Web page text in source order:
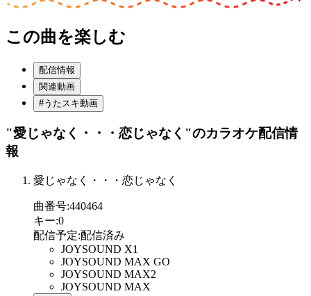
この曲を楽しむ
配信情報
関連動画
#うたスキ動画
"愛じゃなく・・・恋じゃなく"のカラオケ配信情
報
愛じゃなく・・・恋じゃなく
曲番号:440464
キー:0
配信予定:配信済み
JOYSOUND X1
JOYSOUND MAX GO
JOYSOUND MAX2
JOYSOUND MAX